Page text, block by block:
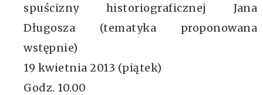
spuścizny historiograficznej Jana
Długosza (tematyka proponowana
wstępnie)
19 kwietnia 2013 (piątek)
Godz. 10.00